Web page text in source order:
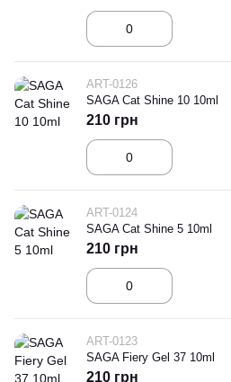
ART-0126
SAGA Cat Shine 10 10ml
210 грн
ART-0124
SAGA Cat Shine 5 10ml
210 грн
ART-0123
SAGA Fiery Gel 37 10ml
210 грн